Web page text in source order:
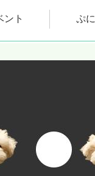
ント ぷ